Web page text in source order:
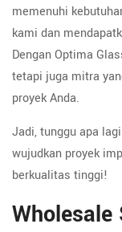
memenuhi
kami dan
Dengan Optima
tetapi juga mitra
proyek Anda.
Jadi, tunggu apa
wujudkan proyek
berkualitas tinggi!
Wholesale